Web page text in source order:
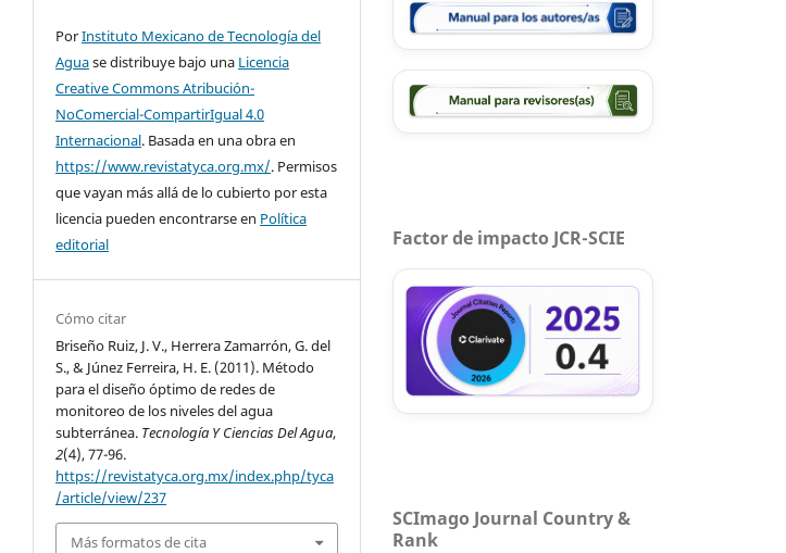
PorInstituto Mexicano de Tecnología del
Aguase distribuye bajo una Licencia
Creative Commons Atribución-
NoComercial-CompartirIgual 4.0
Internacional. Basada en una obra en
https://www.revistatyca.org.mx/. Permisos
que vayan más allá de lo cubierto por esta
licencia pueden encontrarse en Política
editorial
Cómo citar
Briseño Ruiz, J. V., Herrera Zamarrón, G. del
S., & Júnez Ferreira, H. E. (2011). Método
para el diseño óptimo de redes de
monitoreo de los niveles del agua
subterránea. Tecnología Y Ciencias Del Agua,
2(4), 77-96.
https://revistatyca.org.mx/index.php/tyca
/article/view/237
Más formatos de cita
Factor de impacto JCR-SCIE
SCImago Journal Country &
Rank